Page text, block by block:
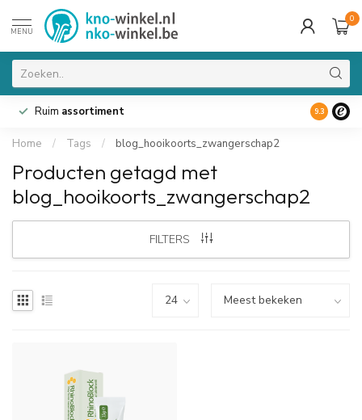
MENU
0
Ruim assortiment 9.3
Home / Tags / blog_hooikoorts_zwangerschap2
Producten getagd met
blog_hooikoorts_zwangerschap2
FILTERS